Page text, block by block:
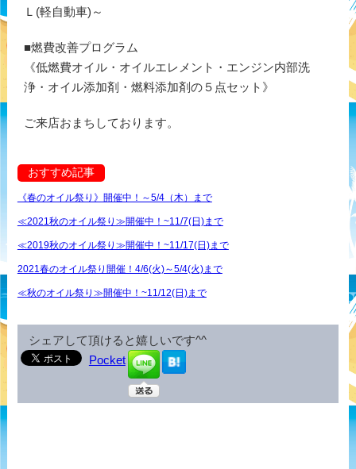
Ｌ(軽自動車)～
■燃費改善プログラム
《低燃費オイル・オイルエレメント・エンジン内部洗
浄・オイル添加剤・燃料添加剤の５点セット》
ご来店おまちしております。
おすすめ記事
《春のオイル祭り》開催中！～5/4（木）まで
≪2021秋のオイル祭り≫開催中！~11/7(日)まで
≪2019秋のオイル祭り≫開催中！~11/17(日)まで
2021春のオイル祭り開催！4/6(火)～5/4(火)まで
≪秋のオイル祭り≫開催中！~11/12(日)まで
シェアして頂けると嬉しいです^^
Pocket